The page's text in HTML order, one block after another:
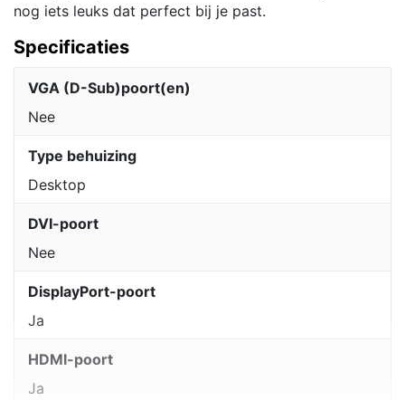
nog iets leuks dat perfect bij je past.
Specificaties
VGA (D-Sub)poort(en)
Nee
Type behuizing
Desktop
DVI-poort
Nee
DisplayPort-poort
Ja
HDMI-poort
Ja